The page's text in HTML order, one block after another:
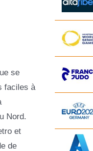
se
faciles à
Nord.
et
de